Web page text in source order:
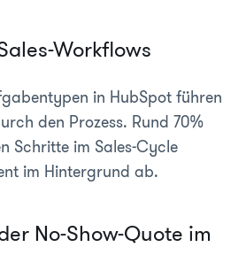
Workflows
in HubSpot führen
den Prozess. Rund 70%
Schritte im Sales-Cycle
im Hintergrund ab.
No-Show-Quote im